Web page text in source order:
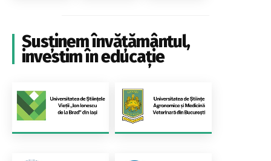
Susținem învățământul,
investim în educație